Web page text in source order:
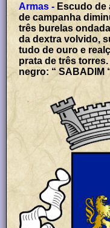
Armas - Escudo de
de campanha
três burelas
da dextra volvido,
tudo de ouro e
prata de três
negro: “ SABADIM